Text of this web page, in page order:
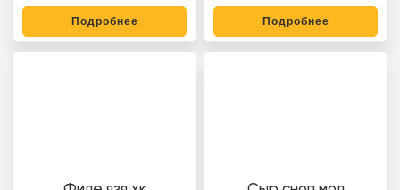
Подробнее Подробнее